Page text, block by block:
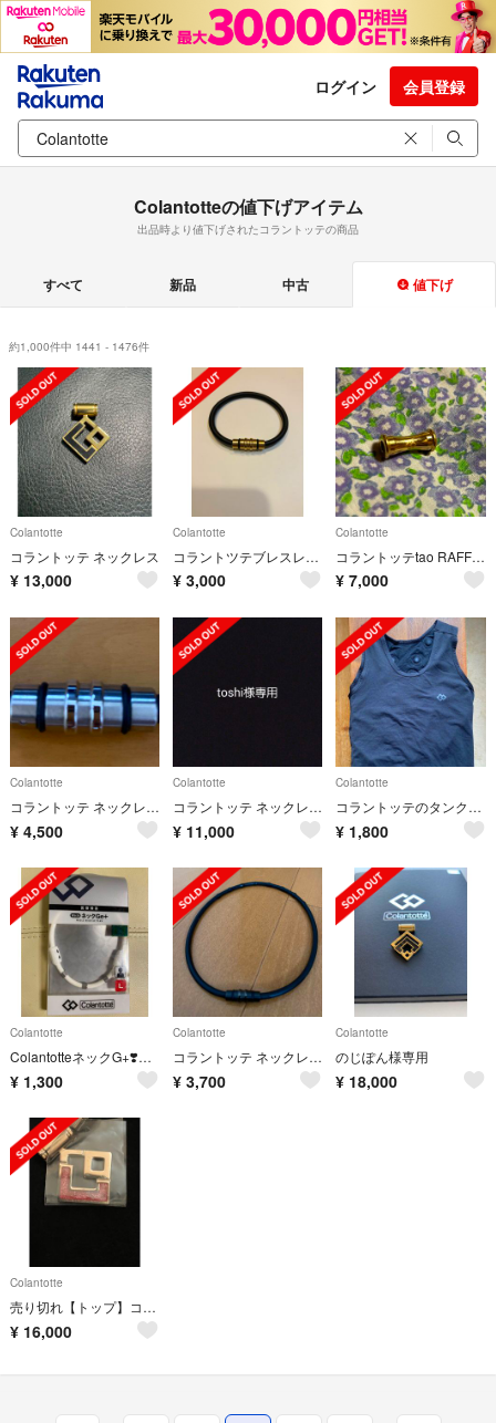
ログイン 会員登録
Colantotteの値下げアイテム
出品時より値下げされたコラントッテの商品
すべて 新品 中古 値下げ
約1,000件中 1441 - 1476件
Colantotte
コラントッテ ネックレス
¥ 13,000
Colantotte
コラントツテブレスレット
¥ 3,000
Colantotte
コラントッテtao RAFFI (トップのみ)
¥ 7,000
Colantotte
コラントッテ ネックレス クレスト⭐︎正規品⭐︎
¥ 4,500
Colantotte
コラントッテ ネックレス TAO AURA レッドラメ
¥ 11,000
Colantotte
コラントッテのタンクトップ ブラック M
¥ 1,800
Colantotte
ColantotteネックG+❣️UVER MAN様❣️専用
¥ 1,300
Colantotte
コラントッテ ネックレス クレスト⭐︎正規品⭐︎
¥ 3,700
Colantotte
のじぽん様専用
¥ 18,000
Colantotte
売り切れ【トップ】コラントッテ TAO ネックレス スリム AURA mini
¥ 16,000